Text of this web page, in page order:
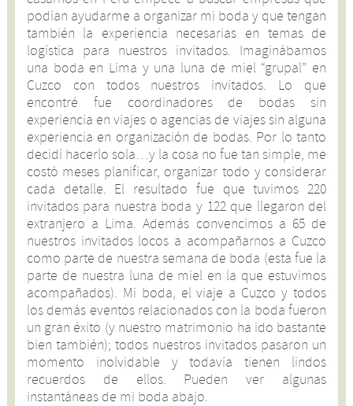
podían ayudarme a organizar mi boda y que tengan
también la experiencia necesarias en temas de
logística para nuestros invitados. Imaginábamos
una boda en Lima y una luna de miel “grupal” en
Cuzco con todos nuestros invitados. Lo que
encontré fue coordinadores de bodas sin
experiencia en viajes o agencias de viajes sin alguna
experiencia en organización de bodas. Por lo tanto
decidí hacerlo sola…y la cosa no fue tan simple, me
costó meses planificar, organizar todo y considerar
cada detalle. El resultado fue que tuvimos 220
invitados para nuestra boda y 122 que llegaron del
extranjero a Lima. Además convencimos a 65 de
nuestros invitados locos a acompañarnos a Cuzco
como parte de nuestra semana de boda (esta fue la
parte de nuestra luna de miel en la que estuvimos
acompañados). Mi boda, el viaje a Cuzco y todos
los demás eventos relacionados con la boda fueron
un gran éxito (y nuestro matrimonio ha ido bastante
bien también); todos nuestros invitados pasaron un
momento inolvidable y todavía tienen lindos
recuerdos de ellos. Pueden ver algunas
instantáneas de mi boda abajo.